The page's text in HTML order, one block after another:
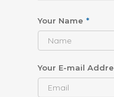
Your Name *
Your E-mail